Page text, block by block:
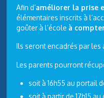
Afin d’améliorer la prise
élémentaires inscrits à
goûter à l’école à
Ils seront encadrés par les
Les parents pourront
soit à 16h55 au portail
soit à partir de 17h15